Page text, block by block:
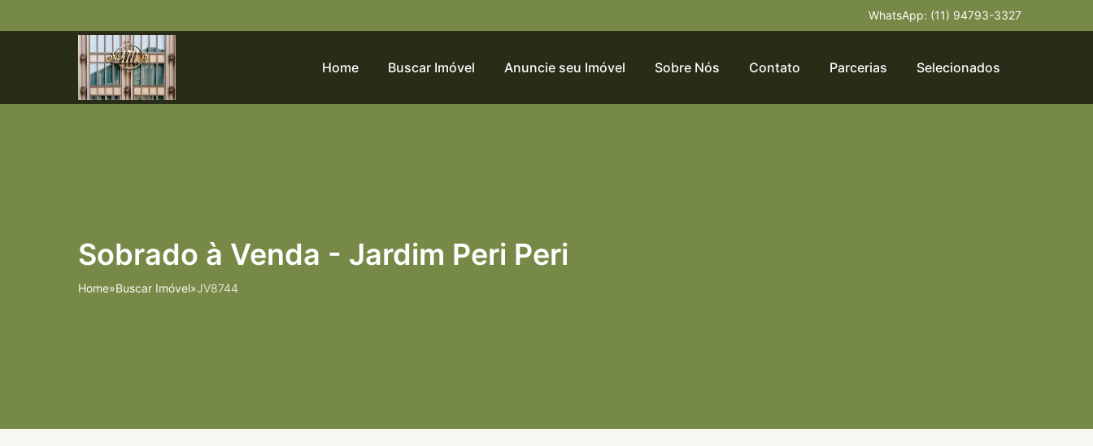
WhatsApp: (11) 94793-3327
Home Buscar Imóvel Anuncie seu Imóvel Sobre Nós Contato Parcerias Selecionados
Sobrado à Venda - Jardim Peri Peri
Home»Buscar Imóvel»JV8744